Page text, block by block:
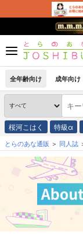
全年齢向け 成年向け
桜河こはく 特級α
とらのあな通販 同人誌